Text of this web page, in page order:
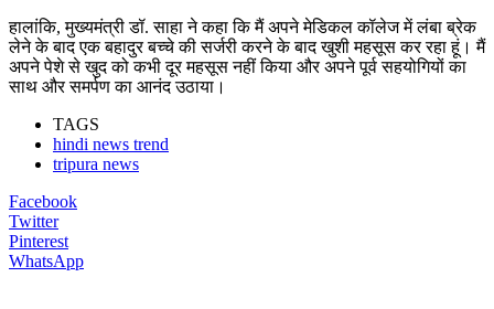
हालांकि, मुख्यमंत्री डॉ. साहा ने कहा कि मैं अपने मेडिकल कॉलेज में लंबा ब्रेक
लेने के बाद एक बहादुर बच्चे की सर्जरी करने के बाद खुशी महसूस कर रहा हूं। मैं
अपने पेशे से खुद को कभी दूर महसूस नहीं किया और अपने पूर्व सहयोगियों का
साथ और समर्पण का आनंद उठाया।
TAGS
hindi news trend
tripura news
Facebook
Twitter
Pinterest
WhatsApp